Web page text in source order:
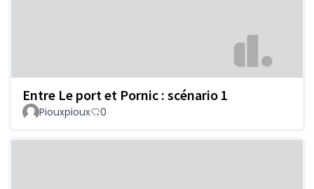
Entre Le port et Pornic : scénario 1
Piouxpioux 0